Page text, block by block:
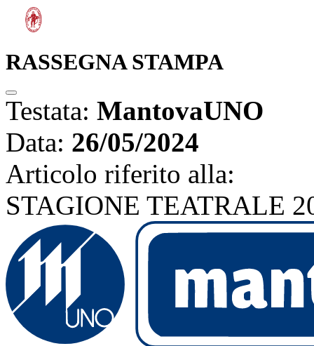
RASSEGNA STAMPA
Testata: MantovaUNO
Data: 26/05/2024
Articolo riferito alla:
STAGIONE TEATRALE